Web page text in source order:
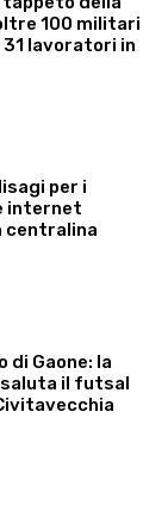
100 militari
lavoratori in
per i
internet
centralina
di Gaone: la
il futsal